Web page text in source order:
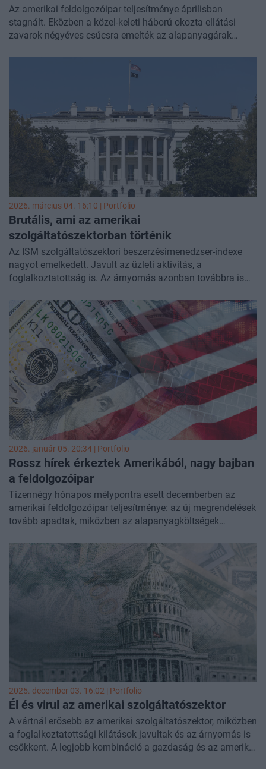
Az amerikai feldolgozóipar teljesítménye áprilisban
stagnált. Eközben a közel-keleti háború okozta ellátási
zavarok négyéves csúcsra emelték az alapanyagárak
2026. március 04. 16:10 | Portfolio
Brutális, ami az amerikai
szolgáltatószektorban történik
Az ISM szolgáltatószektori beszerzésimenedzser-indexe
nagyot emelkedett. Javult az üzleti aktivitás, a
foglalkoztatottság is. Az árnyomás azonban továbbra is
amerikai gazdaság újragyorsulása felé mutat. Ez viszont
azt is jelenti, hogy lebúcsúzhatunk a kamatcsökkentési
várakozásoktól.
2026. január 05. 20:34 | Portfolio
Rossz hírek érkeztek Amerikából, nagy bajban
a feldolgozóipar
Tizennégy hónapos mélypontra esett decemberben az
amerikai feldolgozóipar teljesítménye: az új megrendelések
tovább apadtak, miközben az alapanyagköltségek
importvámjainak hatását.
2025. december 03. 16:02 | Portfolio
Él és virul az amerikai szolgáltatószektor
A vártnál erősebb az amerikai szolgáltatószektor, miközben
a foglalkoztatottsági kilátások javultak és az árnyomás is
csökkent. A legjobb kombináció a gazdaság és az amerikai